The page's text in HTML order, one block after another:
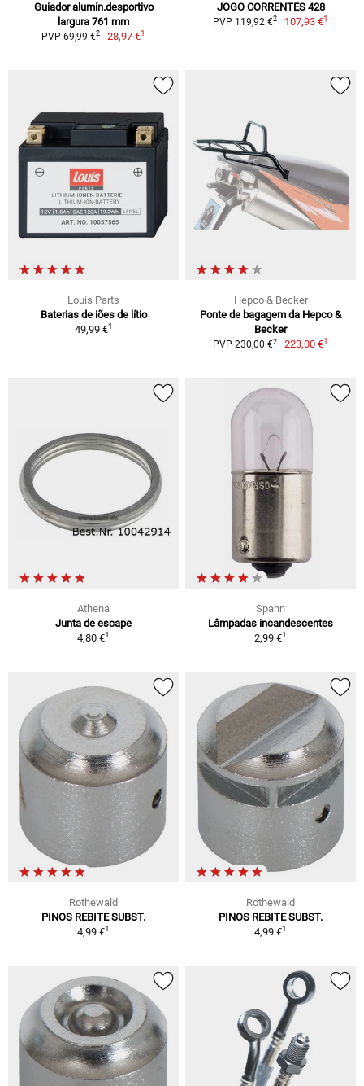
Guiador alumín.desportivo
largura 761 mm
PVP 69,99 €2 28,97 €1
JOGO CORRENTES 428
PVP 119,92 €2 107,93 €1
Louis Parts
Baterias de iões de lítio
49,99 €1
Hepco & Becker
Ponte de bagagem da Hepco &
Becker
PVP 230,00 €2 223,00 €1
Athena
Junta de escape
4,80 €1
Spahn
Lâmpadas incandescentes
2,99 €1
Rothewald
PINOS REBITE SUBST.
4,99 €1
Rothewald
PINOS REBITE SUBST.
4,99 €1